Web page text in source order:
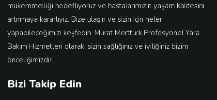
mükemmelliği hedefliyoruz ve hastalarımızın yaşam kalitesini
artırmaya kararlıyız. Bize ulaşın ve sizin için neler
yapabileceğimizi keşfedin. Murat Merttürk Profesyonel Yara
Bakım Hizmetleri olarak, sizin sağlığınız ve iyiliğiniz bizim
önceliğimizdir.
Bizi Takip Edin